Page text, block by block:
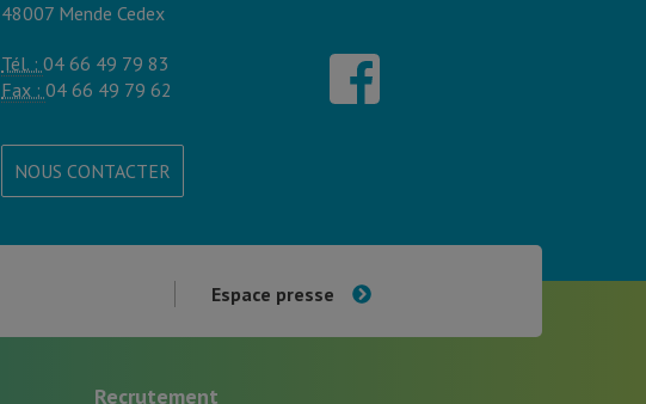
48007 Mende Cedex
Tél. : 04 66 49 79 83
Fax : 04 66 49 79 62
NOUS CONTACTER
Espace presse
Recrutement